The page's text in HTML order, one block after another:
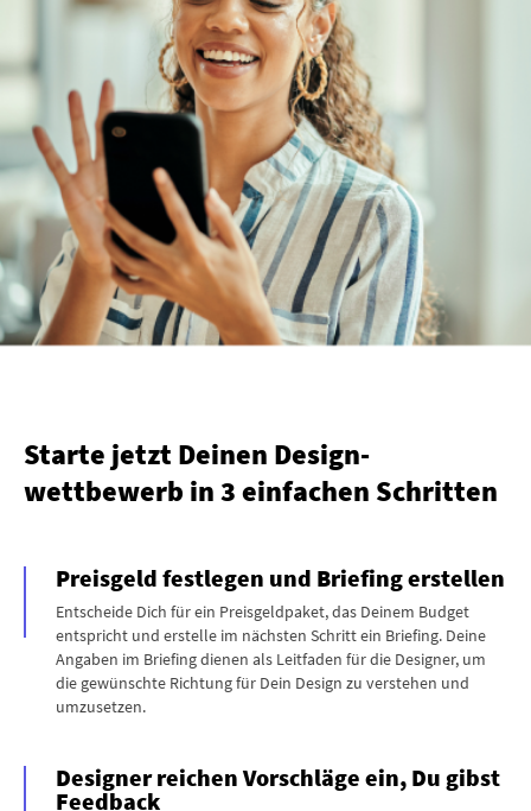
Starte jetzt Deinen Design­
wettbewerb in 3 einfachen Schritten
Preisgeld festlegen und Briefing erstellen
Entscheide Dich für ein Preisgeldpaket, das Deinem Budget
entspricht und erstelle im nächsten Schritt ein Briefing. Deine
Angaben im Briefing dienen als Leitfaden für die Designer, um
die gewünschte Richtung für Dein Design zu verstehen und
umzusetzen.
Designer reichen Vorschläge ein, Du gibst
Feedback